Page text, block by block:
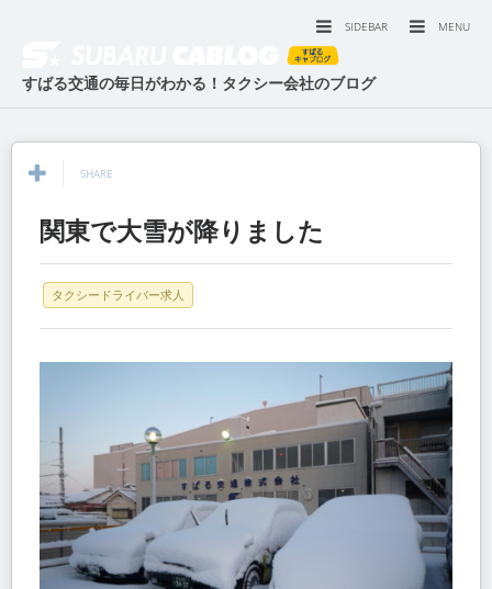
MENU
SIDEBAR
すばる交通の毎日がわかる！タクシー会社のブログ
SHARE
関東で大雪が降りました
タクシードライバー求人